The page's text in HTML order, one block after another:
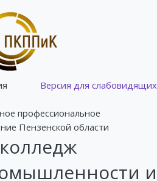
Версия для слабовидящих
профессиональное
Пензенской области
и